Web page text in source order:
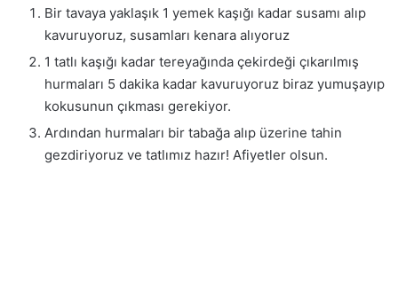
Bir tavaya yaklaşık 1 yemek kaşığı kadar susamı alıp
kavuruyoruz, susamları kenara alıyoruz
1 tatlı kaşığı kadar tereyağında çekirdeği çıkarılmış
hurmaları 5 dakika kadar kavuruyoruz biraz yumuşayıp
kokusunun çıkması gerekiyor.
Ardından hurmaları bir tabağa alıp üzerine tahin
gezdiriyoruz ve tatlımız hazır! Afiyetler olsun.